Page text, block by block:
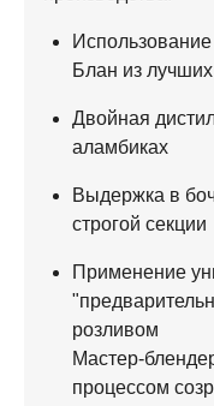
Блан из
Двойная
аламбиках
Выдержка в
строгой секции
Применение
розливом
Мастер-
процессом